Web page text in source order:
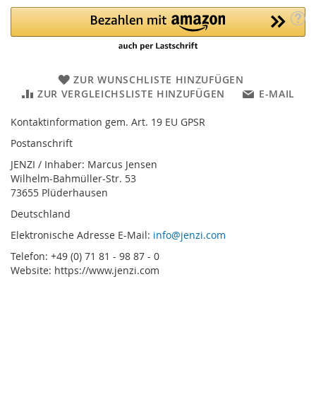
ZUR WUNSCHLISTE HINZUFÜGEN
ZUR VERGLEICHSLISTE HINZUFÜGEN
E-MAIL
Kontaktinformation gem. Art. 19 EU GPSR
Postanschrift
JENZI / Inhaber: Marcus Jensen
Wilhelm-Bahmüller-Str. 53
73655 Plüderhausen
Deutschland
Elektronische Adresse E-Mail: info@jenzi.com
Telefon: +49 (0) 71 81 - 98 87 - 0
Website: https://www.jenzi.com